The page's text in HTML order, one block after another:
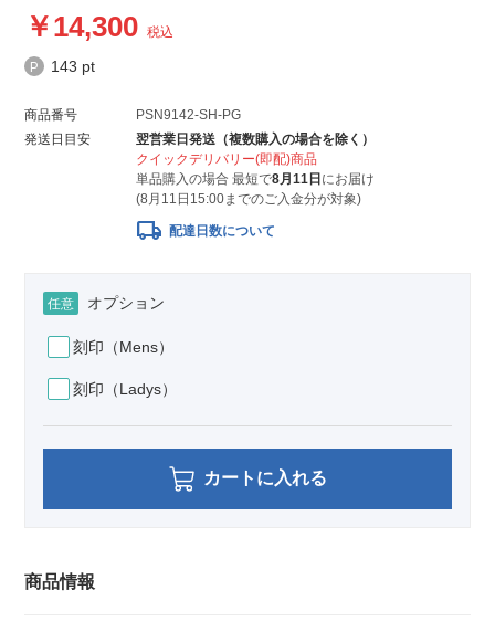
14,300 税込
143 pt
商品番号
PSN9142-SH-PG
発送日目安
翌営業日発送（複数購入の場合を除く）
クイックデリバリー(即配)商品
単品購入の場合 最短で8月11日 にお届け
(8月11日15:00までのご入金分が対象)
local_shipping 配達日数について
任意 オプション
刻印（Mens）
刻印（Ladys）
カートに入れる
商品情報